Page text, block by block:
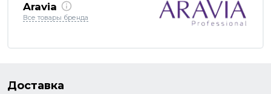
Aravia
Все товары бренда
Доставка